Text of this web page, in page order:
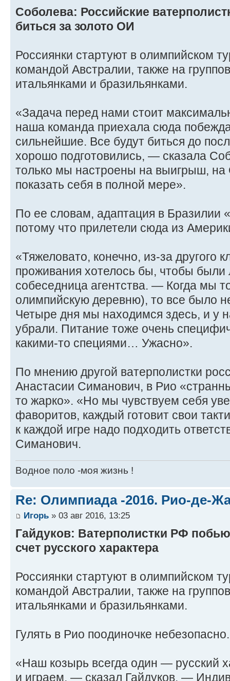
Соболева: Российские
биться за золото ОИ
Россиянки стартуют в олимпийском
командой Австралии, также на
итальянками и бразильянками.
«Задача перед нами стоит
наша команда приехала сюда
сильнейшие. Все будут биться до
хорошо подготовились, — сказала
только мы настроены на выигрыш, на
показать себя в полной мере».
По ее словам, адаптация в Бразилии
потому что прилетели сюда из
«Тяжеловато, конечно, из-за другого
проживания хотелось бы, чтобы
собеседница агентства. — Когда мы
олимпийскую деревню), то все было
Четыре дня мы находимся здесь, и у
убрали. Питание тоже очень
какими-то специями… Ужасно».
По мнению другой ватерполистки
Анастасии Симанович, в Рио
то жарко». «Но мы чувствуем себя
фаворитов, каждый готовит свои
к каждой игре надо подходить
Симанович.
Водное поло -моя жизнь !
Re: Олимпиада -2016. Рио-де-
Игорь » 03 авг 2016, 13:25
Гайдуков: Ватерполистки РФ
счет русского характера
Россиянки стартуют в олимпийском
командой Австралии, также на
итальянками и бразильянками.
Гулять в Рио поодиночке небезопасно.
«Наш козырь всегда один — русский
и играем, — сказал Гайдуков. —